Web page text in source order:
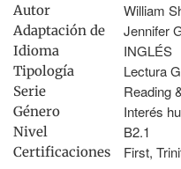
Autor William
Adaptación de Jennifer
Idioma INGLÉS
Tipología Lectura
Serie Reading
Género Interés
Nivel B2.1
Certificaciones First,